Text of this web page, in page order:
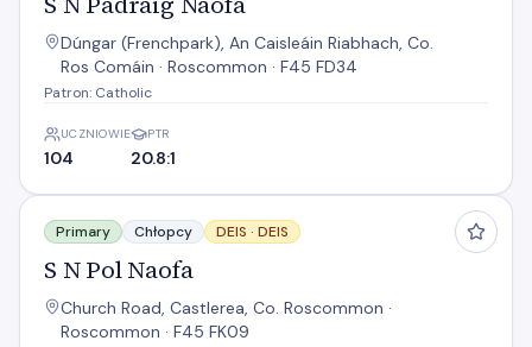
Dúngar (Frenchpark), An Caisleáin Riabhach, Co.
Ros Comáin · Roscommon · F45 FD34
Patron: Catholic
UCZNIOWIE
104
PTR
20.8:1
S N Pol Naofa
Primary Chłopcy DEIS · DEIS
S N Pol Naofa
Church Road, Castlerea, Co. Roscommon ·
Roscommon · F45 FK09